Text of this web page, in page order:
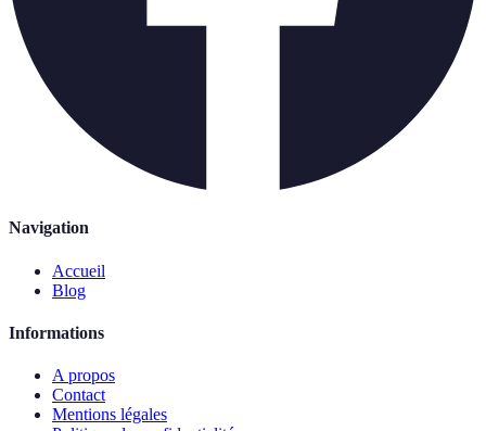
Navigation
Accueil
Blog
Informations
A propos
Contact
Mentions légales